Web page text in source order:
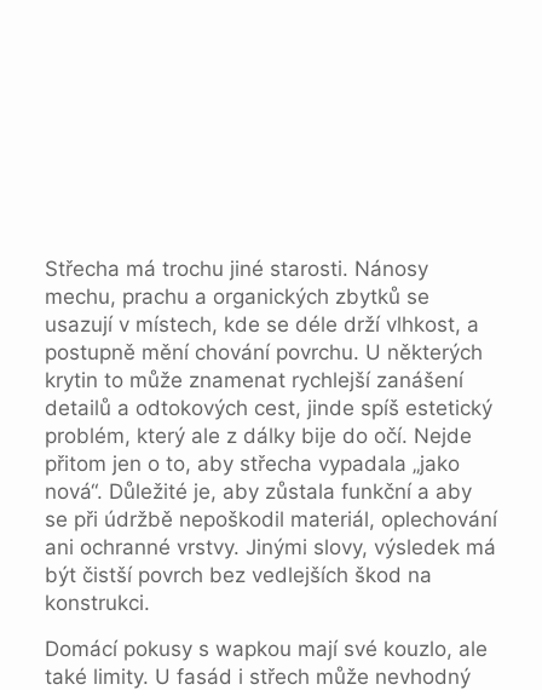
Střecha má trochu jiné starosti. Nánosy
mechu, prachu a organických zbytků se
usazují v místech, kde se déle drží vlhkost, a
postupně mění chování povrchu. U některých
krytin to může znamenat rychlejší zanášení
detailů a odtokových cest, jinde spíš estetický
problém, který ale z dálky bije do očí. Nejde
přitom jen o to, aby střecha vypadala „jako
nová“. Důležité je, aby zůstala funkční a aby
se při údržbě nepoškodil materiál, oplechování
ani ochranné vrstvy. Jinými slovy, výsledek má
být čistší povrch bez vedlejších škod na
konstrukci.
Domácí pokusy s wapkou mají své kouzlo, ale
také limity. U fasád i střech může nevhodný